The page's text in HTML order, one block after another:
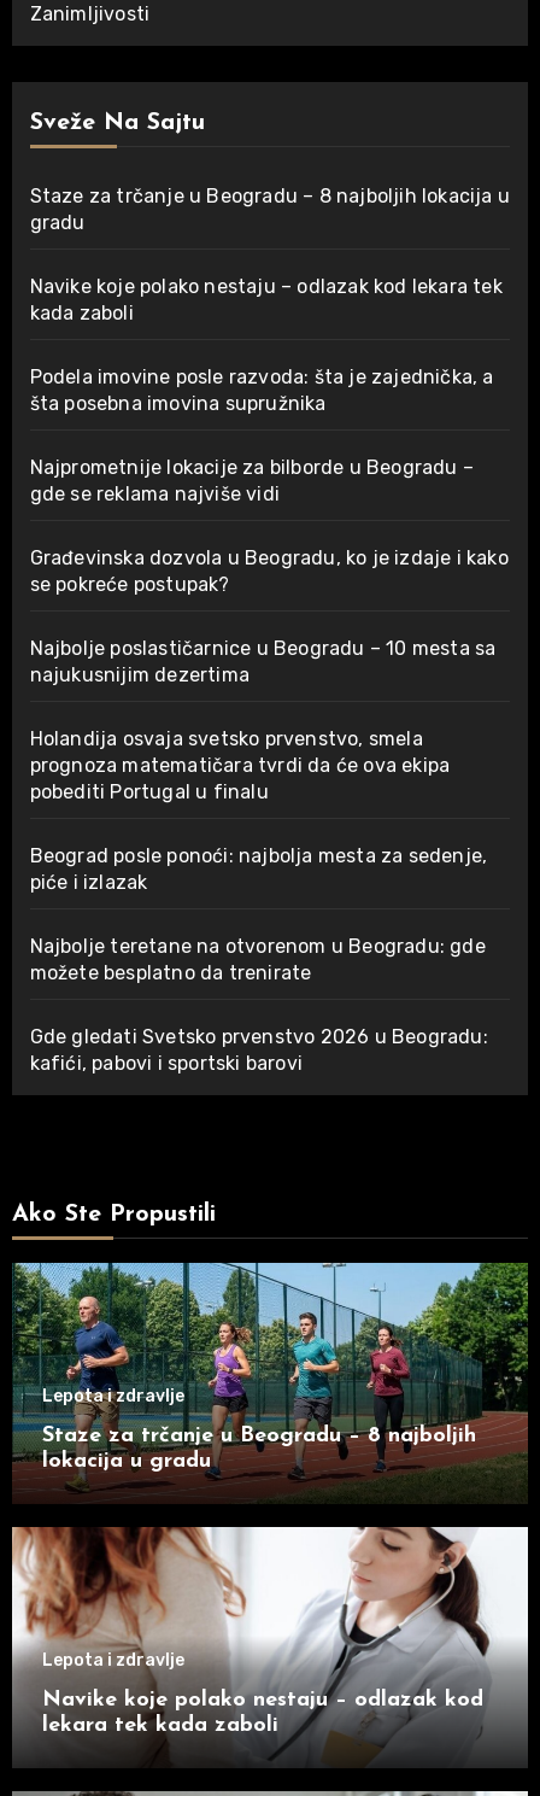
Zanimljivosti
Sveže Na Sajtu
Staze za trčanje u Beogradu – 8 najboljih lokacija u
gradu
Navike koje polako nestaju – odlazak kod lekara tek
kada zaboli
Podela imovine posle razvoda: šta je zajednička, a
šta posebna imovina supružnika
Najprometnije lokacije za bilborde u Beogradu –
gde se reklama najviše vidi
Građevinska dozvola u Beogradu, ko je izdaje i kako
se pokreće postupak?
Najbolje poslastičarnice u Beogradu – 10 mesta sa
najukusnijim dezertima
Holandija osvaja svetsko prvenstvo, smela
prognoza matematičara tvrdi da će ova ekipa
pobediti Portugal u finalu
Beograd posle ponoći: najbolja mesta za sedenje,
piće i izlazak
Najbolje teretane na otvorenom u Beogradu: gde
možete besplatno da trenirate
Gde gledati Svetsko prvenstvo 2026 u Beogradu:
kafići, pabovi i sportski barovi
Ako Ste Propustili
Lepota i zdravlje
Staze za trčanje u Beogradu – 8 najboljih
lokacija u gradu
Lepota i zdravlje
Navike koje polako nestaju – odlazak kod
lekara tek kada zaboli